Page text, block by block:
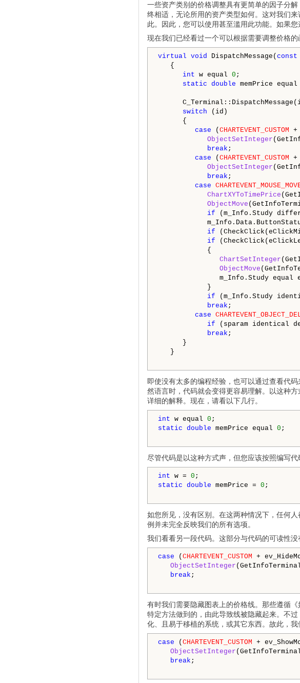
一些资产类别的价格调整具有更简单的因子分
终相适，无论所用的资产类型如何。这对我们
此。因此，您可以使用甚至滥用此功能。如果
现在我们已经看过一个可以根据需要调整价格
virtual void DispatchMessage( const
      int
w equal 0 ;
static double memPrice equal
switch (id)
{
case ( CHARTEVENT_CUSTOM +
ObjectSetInteger
break ;
case ( CHARTEVENT_CUSTOM +
ObjectSetInteger
break ;
case
ChartXYToTimePrice
ObjectMove
if (m_Info.Study
m_Info.Data.ButtonStatus
if
if
{
ChartSetInteger
ObjectMove
m_Info.Study equal
}
if (m_Info.Study
break ;
case
if (sparam identical
break ;
}
}
即使没有太多的编程经验，也可以通过查看代
然语言时，代码就会变得更容易理解。以这种
详细的解释。现在，请看以下几行。
int w equal 0
static double memPrice equal 0 ;
尽管代码是以这种方式声，但您应该按照编写
int w = 0
static double memPrice = 0 ;
如您所见，没有区别。在这两种情况下，任何
例并未完全反映我们的所有选项。
我们看看另一段代码。这部分与代码的可读性没
case ( CHARTEVENT_CUSTOM +
ObjectSetInteger
break ;
有时我们需要隐藏图表上的价格线。那些遵循
特定方法做到的，由此导致线被隐藏起来。不
化、且易于移植的系统，或其它东西。故此，
case ( CHARTEVENT_CUSTOM +
ObjectSetInteger
break ;